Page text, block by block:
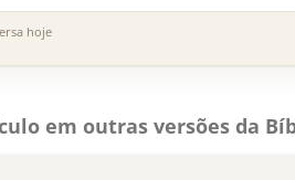
hoje
em outras versões da